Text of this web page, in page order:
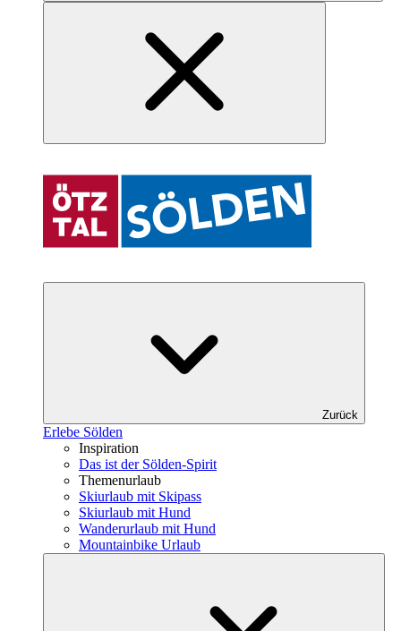
Zurück
Erlebe Sölden
Inspiration
Das ist der Sölden-Spirit
Themenurlaub
Skiurlaub mit Skipass
Skiurlaub mit Hund
Wanderurlaub mit Hund
Mountainbike Urlaub